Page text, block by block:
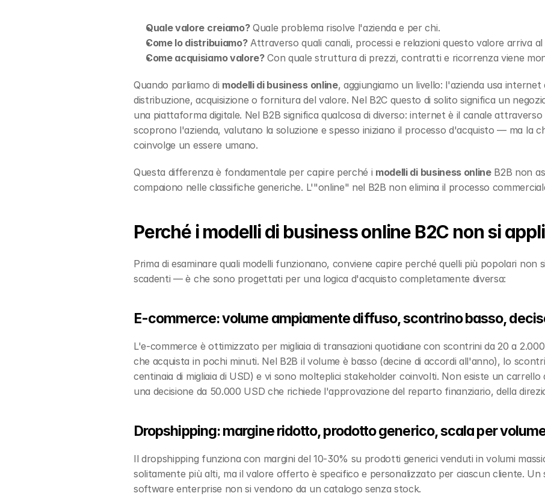
Quale valore creiamo? Quale problema risolve l'azienda e per chi.
Come lo distribuiamo? Attraverso quali canali, processi e relazioni questo valore arriva al
Come acquisiamo valore? Con quale struttura di prezzi, contratti e ricorrenza viene
Quando parliamo di modelli di business online, aggiungiamo un livello: l'azienda usa internet
distribuzione, acquisizione o fornitura del valore. Nel B2C questo di solito significa un
una piattaforma digitale. Nel B2B significa qualcosa di diverso: internet è il canale
scoprono l'azienda, valutano la soluzione e spesso iniziano il processo d'acquisto — ma la
coinvolge un essere umano.
Questa differenza è fondamentale per capire perché i modelli di business online B2B non
compaiono nelle classifiche generiche. L'"online" nel B2B non elimina il processo
Perché i modelli di business online B2C non si
Prima di esaminare quali modelli funzionano, conviene capire perché quelli più popolari non
scadenti — è che sono progettati per una logica d'acquisto completamente diversa:
E-commerce: volume ampiamente diffuso, scontrino basso,
L'e-commerce è ottimizzato per migliaia di transazioni quotidiane con scontrini da 20 a
che acquista in pochi minuti. Nel B2B il volume è basso (decine di accordi all'anno), lo
centinaia di migliaia di USD) e vi sono molteplici stakeholder coinvolti. Non esiste un
una decisione da 50.000 USD che richiede l'approvazione del reparto finanziario, della
Dropshipping: margine ridotto, prodotto generico, scala per
Il dropshipping funziona con margini del 10-30% su prodotti generici venduti in volumi
solitamente più alti, ma il valore offerto è specifico e personalizzato per ciascun cliente. Un
software enterprise non si vendono da un catalogo senza stock.